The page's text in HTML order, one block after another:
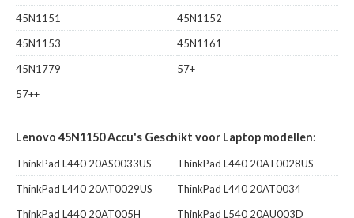
45N1151
45N1152
45N1153
45N1161
45N1779
57+
57++
Lenovo 45N1150 Accu's Geschikt voor Laptop modellen:
ThinkPad L440 20AS0033US
ThinkPad L440 20AT0028US
ThinkPad L440 20AT0029US
ThinkPad L440 20AT0034
ThinkPad L440 20AT005H
ThinkPad L540 20AU003D